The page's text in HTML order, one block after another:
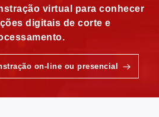
virtual para conhecer
digitais de corte e
on-line ou presencial